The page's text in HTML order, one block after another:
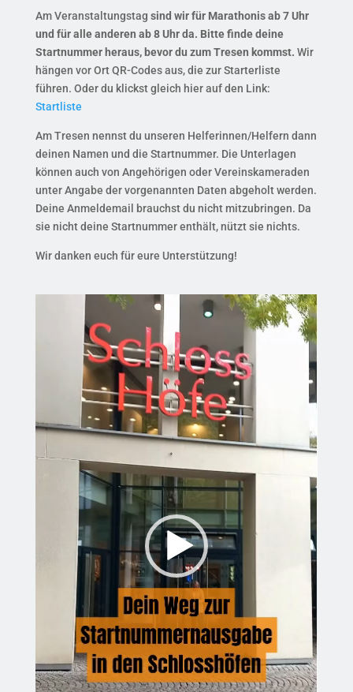
Am Veranstaltungstag sind wir für Marathonis ab 7 Uhr
und für alle anderen ab 8 Uhr da. Bitte finde deine
Startnummer heraus, bevor du zum Tresen kommst. Wir
hängen vor Ort QR-Codes aus, die zur Starterliste
führen. Oder du klickst gleich hier auf den Link:
Startliste
Am Tresen nennst du unseren Helferinnen/Helfern dann
deinen Namen und die Startnummer. Die Unterlagen
können auch von Angehörigen oder Vereinskameraden
unter Angabe der vorgenannten Daten abgeholt werden.
Deine Anmeldemail brauchst du nicht mitzubringen. Da
sie nicht deine Startnummer enthält, nützt sie nichts.
Wir danken euch für eure Unterstützung!